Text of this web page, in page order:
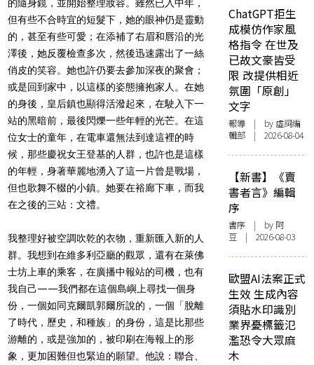
的隨身鏡，並開始整理妝容。雖然已入中年，
但有些不合時宜的短髮下，她的眼神仍是靈動
的，甚至有些可愛；在添補了右眉和唇沿的光
澤後，她反覆檢查多次，然後迅速露出了一絲
俏皮的笑容。她也許仍要去參加深夜的聚會；
或是回到家中，以這樣的姿態擁抱家人。在她
的身後，皇后鎮也顯得活潑起來，在駛入下一
站的黑暗前，最後閃爍一些年輕的光芒。在這
位女士的童年，在電車還無法到達這裡的時
候，那些慶祝女王登基的人群，也許也是這樣
的年輕，身著華麗地湧入了這一片曾是戰場，
但也歌舞不輟的小鎮。她要在裕廊下車，而我
在之後的三站：文禮。
我整理好被空調吹乾的衣物，重新匯入新的人
群。我想到在維多利亞廳的觀眾，還有在萊佛
士坊上車的乘客，在廣播中報站的司機，也有
我自己——我們都在這個島嶼上尋找一個身
份，一個如同克爾凱郭爾所說的，一個「脫離
了時代，歷史，和種族」的身份，這是比那些
游離的，或是強加的，被印刷在海報上的形
象，更加困難但也緊迫的願望。他說：聯合、
ChatGPT拒生
成模仿作家風
格指令 在世及
已故文豪皆受
限 改提供相近
氛圍「原創」
文字
報導 | by 虛詞編
輯部 | 2026-08-04
【新書】《賣
書者言》編輯
序
書序 | by 阿
豆 | 2026-08-03
歐盟AI法案正式
生效 生成內容
須貼水印識別
業界憂標籤氾
濫恐令大眾麻
木